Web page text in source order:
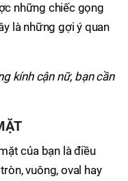
những chiếc gọng
là những gợi ý quan
kính cận nữ, bạn cần
của bạn là điều
vuông, oval hay